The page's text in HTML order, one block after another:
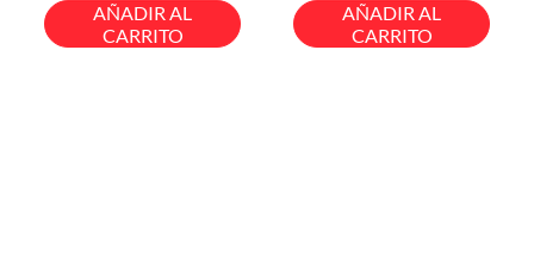
AÑADIR AL
CARRITO
AÑADIR AL
CARRITO